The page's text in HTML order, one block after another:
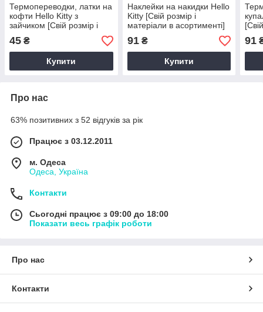
Термопереводки, латки на
кофти Hello Kitty з
зайчиком [Свій розмір і
матеріали в асортименті]
45 ₴
Купити
Наклейки на накидки Hello
Kitty [Свій розмір і
матеріали в асортименті]
91₴
Купити
91
Про нас
63% позитивних з 52 відгуків за рік
Працює з 03.12.2011
м. Одеса
Одеса, Україна
Контакти
Сьогодні працює з 09:00 до 18:00
Показати весь графік роботи
Про нас
Контакти